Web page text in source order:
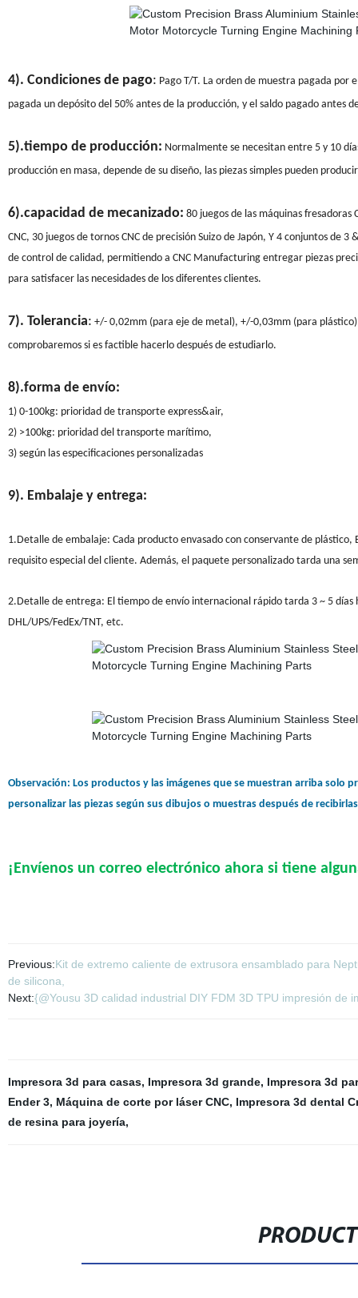
4). Condiciones de pago: Pago T/T. La orden de muestra pagada por
pagada un depósito del 50% antes de la producción, y el saldo pagado antes
5).tiempo de producción: Normalmente se necesitan entre 5 y 10
producción en masa, depende de su diseño, las piezas simples pueden
6).capacidad de mecanizado: 80 juegos de las máquinas
CNC, 30 juegos de tornos CNC de precisión Suizo de Japón, Y 4 conjuntos
de control de calidad, permitiendo a CNC Manufacturing entregar piezas
para satisfacer las necesidades de los diferentes clientes.
7). Tolerancia: +/- 0,02mm (para eje de metal), +/-0,03mm (para
comprobaremos si es factible hacerlo después de estudiarlo.
8).forma de envío:
1) 0-100kg: prioridad de transporte express&air,
2) >100kg: prioridad del transporte marítimo,
3) según las especificaciones personalizadas
9). Embalaje y entrega:
1.Detalle de embalaje: Cada producto envasado con conservante de
requisito especial del cliente. Además, el paquete personalizado tarda una
2.Detalle de entrega: El tiempo de envío internacional rápido tarda 3 ~ 5 días
DHL/UPS/FedEx/TNT, etc.
Observación: Los productos y las imágenes que se muestran arriba solo
personalizar las piezas según sus dibujos o muestras después de
¡Envíenos un correo electrónico ahora si tiene
Previous:Kit de extremo caliente de extrusora ensamblado para
de silicona,
Next:{@Yousu 3D calidad industrial DIY FDM 3D TPU impresión de
Impresora 3d para casas, Impresora 3d grande, Impresora 3d
Ender 3, Máquina de corte por láser CNC, Impresora 3d dental
de resina para joyería,